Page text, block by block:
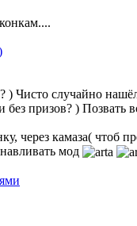
Чисто случайно
без призов? )
через камаза(
мод